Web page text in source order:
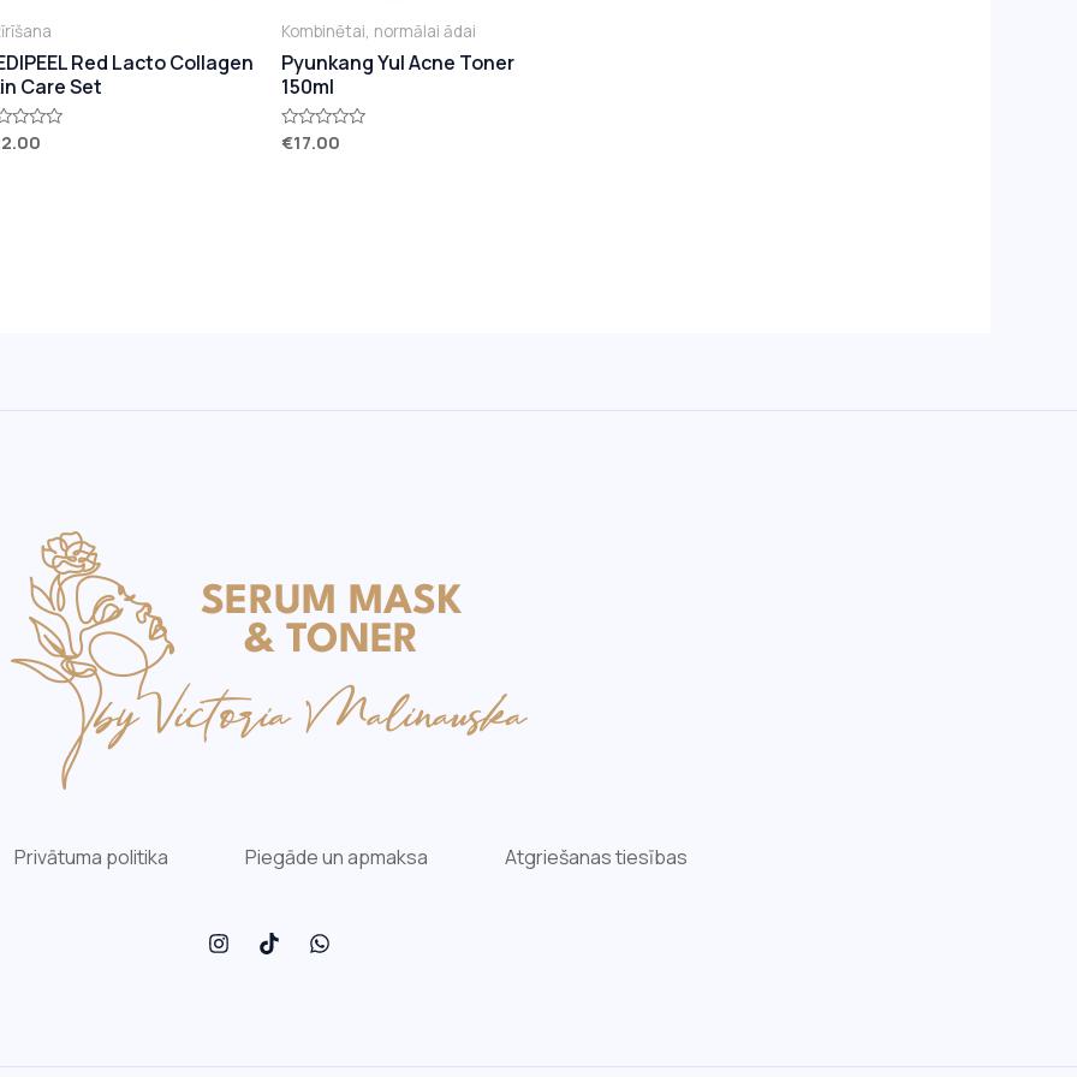
Red Lacto Collagen
Care Set
Kombinētai, normālai ādai
Pyunkang Yul Acne Toner
150ml
Novērtēts
€17.00
Privātuma politika Piegāde un apmaksa Atgriešanas tiesības